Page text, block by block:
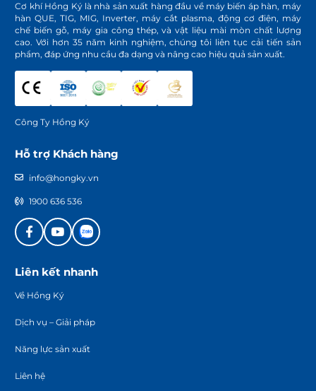
Cơ khí Hồng Ký là nhà sản xuất hàng đầu về máy biến áp hàn, máy
hàn QUE, TIG, MIG, Inverter, máy cắt plasma, động cơ điện, máy
chế biến gỗ, máy gia công thép, và vật liệu mài mòn chất lượng
cao. Với hơn 35 năm kinh nghiệm, chúng tôi liên tục cải tiến sản
phẩm, đáp ứng nhu cầu đa dạng và nâng cao hiệu quả sản xuất.
Công Ty Hồng Ký
Hỗ trợ Khách hàng
info@hongky.vn
1900 636 536
Liên kết nhanh
Về Hồng Ký
Dịch vụ – Giải pháp
Năng lực sản xuất
Liên hệ